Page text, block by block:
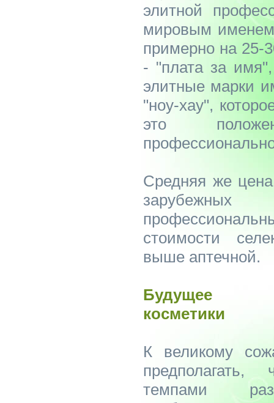
элитной
мировым
примерно на 25-
- "плата за
элитные марки
"ноу-хау",
это
Средняя же
стоимости
выше аптечной.
Будущее
косметики
К великому
темпами